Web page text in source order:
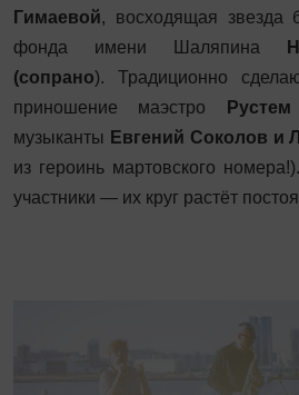
Гимаевой, восходящая звезда
фонда имени Шаляпина
(сопрано). Традиционно
приношение маэстро
музыканты Евгений Соколов и
из героинь мартовского
участники — их круг растёт